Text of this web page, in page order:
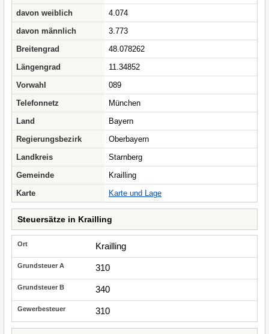
davon weiblich
4.074
davon männlich
3.773
Breitengrad
48.078262
Längengrad
11.34852
Vorwahl
089
Telefonnetz
München
Land
Bayern
Regierungsbezirk
Oberbayern
Landkreis
Starnberg
Gemeinde
Krailling
Karte
Karte und Lage
Steuersätze in Krailling
Krailling
310
340
310